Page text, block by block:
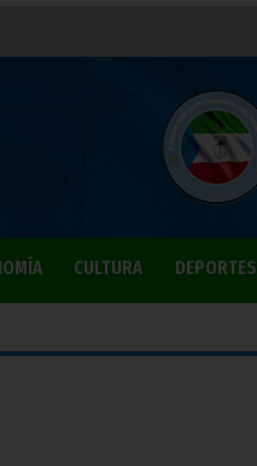
CULTURA DEPORTES